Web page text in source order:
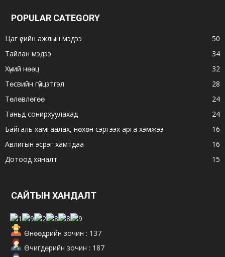
POPULAR CATEGORY
Цаг үеийн ажлын мэдээ
50
Тайлан мэдээ
34
Хүний нөөц
32
Төсвийн гүйцэтгэл
28
Төлөвлөгөө
24
Таньд сонирхуулахад
24
Байгаль хамгаалах, нөхөн сэргээх арга хэмжээ
16
Авлигын эсрэг хамтдаа
16
Дотоод хяналт
15
САЙТЫН ХАНДАЛТ
Өнөөдрийн зочин : 137
Өчигдөрийн зочин : 187